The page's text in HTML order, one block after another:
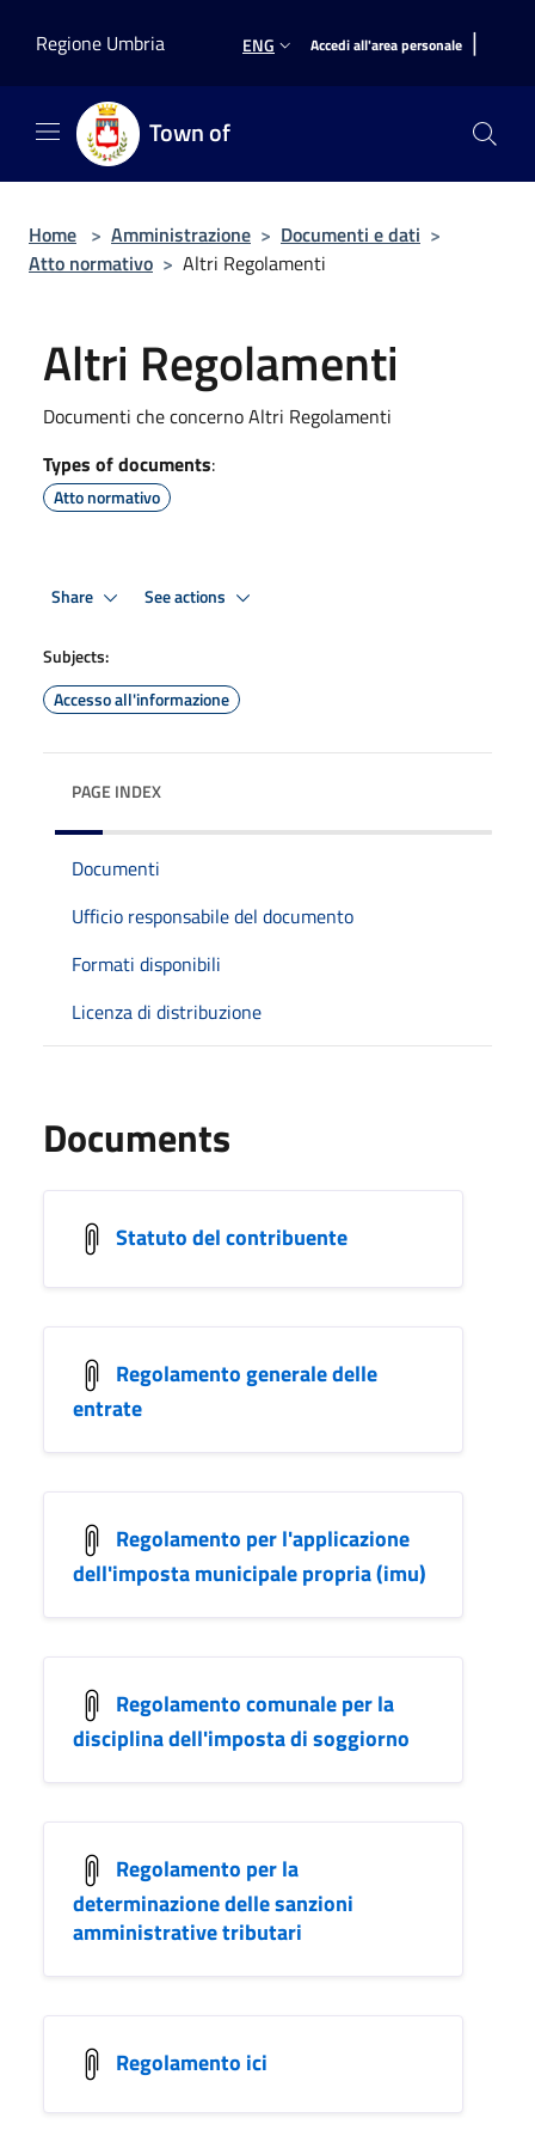
Regione Umbria
ENG Accedi all'area personale |
Town of
Home > Amministrazione > Documenti e dati >
Atto normativo > Altri Regolamenti
Altri Regolamenti
Documenti che concerno Altri Regolamenti
Types of documents:
Atto normativo
Share See actions
Subjects:
Accesso all'informazione
PAGE INDEX
Documenti
Ufficio responsabile del documento
Formati disponibili
Licenza di distribuzione
Documents
Statuto del contribuente
Regolamento generale delle
entrate
Regolamento per l'applicazione
dell'imposta municipale propria (imu)
Regolamento comunale per la
disciplina dell'imposta di soggiorno
Regolamento per la
determinazione delle sanzioni
amministrative tributari
Regolamento ici